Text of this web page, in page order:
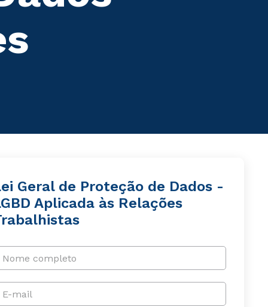
Geral de Proteção de Dados -
Aplicada às Relações
Nome completo
E-mail